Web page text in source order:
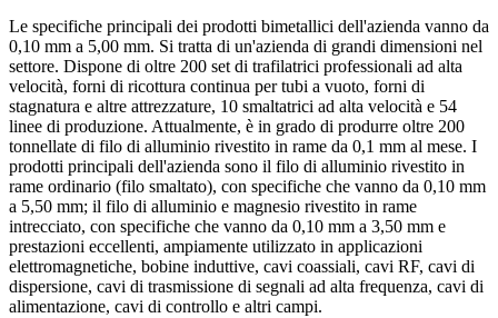
Le specifiche principali dei prodotti bimetallici dell'azienda vanno da
0,10 mm a 5,00 mm. Si tratta di un'azienda di grandi dimensioni nel
settore. Dispone di oltre 200 set di trafilatrici professionali ad alta
velocità, forni di ricottura continua per tubi a vuoto, forni di
stagnatura e altre attrezzature, 10 smaltatrici ad alta velocità e 54
linee di produzione. Attualmente, è in grado di produrre oltre 200
tonnellate di filo di alluminio rivestito in rame da 0,1 mm al mese. I
prodotti principali dell'azienda sono il filo di alluminio rivestito in
rame ordinario (filo smaltato), con specifiche che vanno da 0,10 mm
a 5,50 mm; il filo di alluminio e magnesio rivestito in rame
intrecciato, con specifiche che vanno da 0,10 mm a 3,50 mm e
prestazioni eccellenti, ampiamente utilizzato in applicazioni
elettromagnetiche, bobine induttive, cavi coassiali, cavi RF, cavi di
dispersione, cavi di trasmissione di segnali ad alta frequenza, cavi di
alimentazione, cavi di controllo e altri campi.